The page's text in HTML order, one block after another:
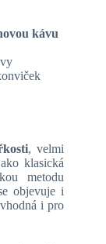
kávu
, velmi
klasická
metodu
objevuje i
i pro